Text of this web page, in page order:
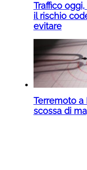
Traffico
il rischio
evitare
Terremoto a
scossa di